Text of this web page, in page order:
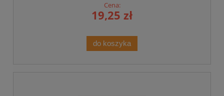
Cena:
19,25 zł
do koszyka